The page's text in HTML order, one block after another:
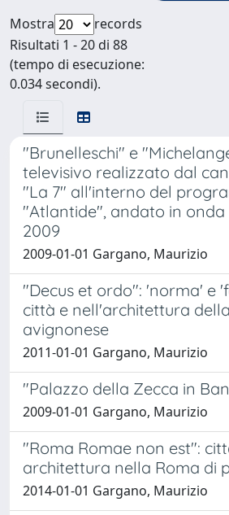
Mostra
records
Risultati 1 - 20 di 88
(tempo di esecuzione:
0.034 secondi).
"Brunelleschi" e
televisivo realizzato dal
"La 7" all'interno del
"Atlantide", andato in onda
2009
2009-01-01 Gargano, Maurizio
"Decus et ordo": 'norma' e
città e nell'architettura
avignonese
2011-01-01 Gargano, Maurizio
"Palazzo della Zecca in
2009-01-01 Gargano, Maurizio
"Roma Romae non est":
architettura nella Roma di
2014-01-01 Gargano, Maurizio